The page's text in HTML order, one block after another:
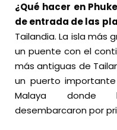
¿Qué hacer en
de entrada de las
Tailandia. La isla más
un puente con el
más antiguas de
un puerto
Malaya donde
desembarcaron por